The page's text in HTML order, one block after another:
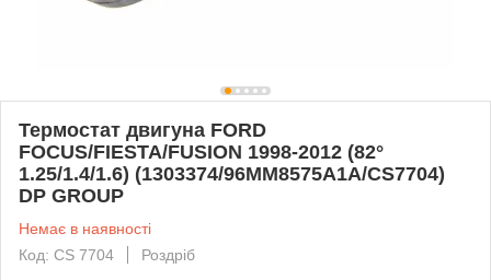
Термостат двигуна FORD
FOCUS/FIESTA/FUSION 1998-2012 (82°
1.25/1.4/1.6) (1303374/96MM8575A1A/CS7704)
DP GROUP
Немає в наявності
Код: CS 7704
Роздріб